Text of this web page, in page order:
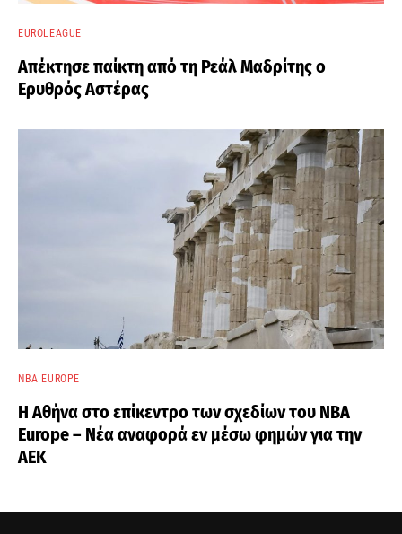
EUROLEAGUE
Απέκτησε παίκτη από τη Ρεάλ Μαδρίτης ο
Ερυθρός Αστέρας
NBA EUROPE
Η Αθήνα στο επίκεντρο των σχεδίων του NBA
Europe – Νέα αναφορά εν μέσω φημών για την
ΑΕΚ